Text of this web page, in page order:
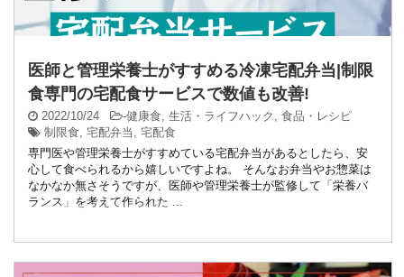
医師と管理栄養士がすすめる冷凍宅配弁当|制限
食専門の宅配食サービスで数値も改善!
2022/10/24 -健康食, 生活・ライフハック , 食品・レシピ
制限食, 宅配弁当 , 宅配食
専門医や管理栄養士がすすめている宅配弁当があるとしたら、安
心して食べられるから嬉しいですよね。 そんなお弁当やお惣菜は
なかなか無さそうですが、医師や管理栄養士が監修して「栄養バ
ランス」を考えて作られた ...